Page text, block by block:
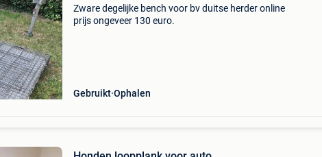
Zware degelijke bench voor bv duitse herder online
prijs ongeveer 130 euro.
Gebruikt Ophalen